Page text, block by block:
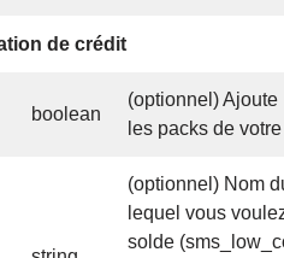
de crédit
boolean
(optionnel)
les packs de
(optionnel) Nom
lequel vous
solde